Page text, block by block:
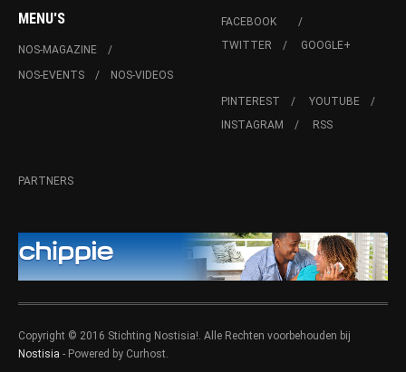
MENU'S
NOS-MAGAZINE
NOS-EVENTS
NOS-VIDEOS
FACEBOOK
TWITTER
GOOGLE+
PINTEREST
YOUTUBE
INSTAGRAM
RSS
PARTNERS
Copyright © 2016 Stichting Nostisia!. Alle Rechten voorbehouden bij
Nostisia - Powered by Curhost.